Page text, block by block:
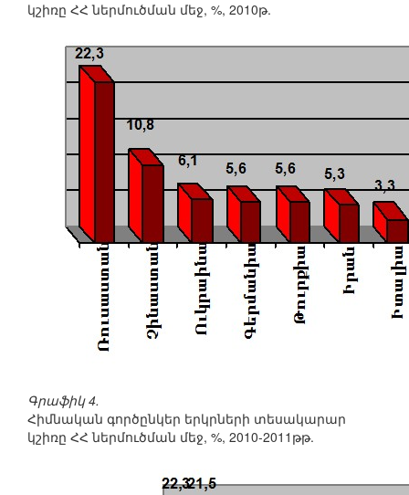
կշիռը ՀՀ ներմուծման մեջ, %, 2010թ.
Գրաֆիկ 4.
Հիմնական գործընկեր երկրների տեսակարար
կշիռը ՀՀ ներմուծման մեջ, %, 2010-2011թթ.